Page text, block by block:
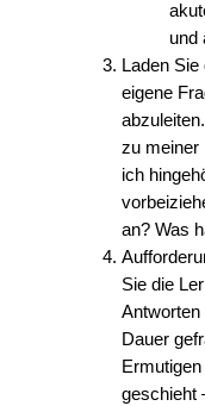
und
Laden Sie
eigene
zu meiner
ich
an? Was
Sie die
Antworten
Dauer
geschieht